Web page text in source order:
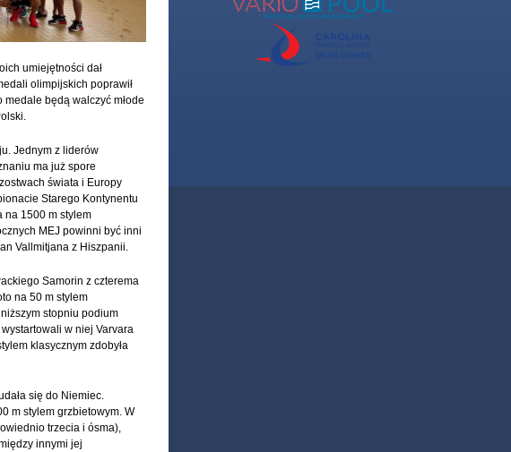
umiejętności dał
olimpijskich poprawił
będą walczyć młode
Jednym z liderów
ma już spore
świata i Europy
Starego Kontynentu
na 1500 m stylem
MEJ powinni być inni
Vallmitjana z Hiszpanii.
Samorin z czterema
na 50 m stylem
stopniu podium
w niej Varvara
klasycznym zdobyła
się do Niemiec.
m stylem grzbietowym. W
trzecia i ósma),
innymi jej